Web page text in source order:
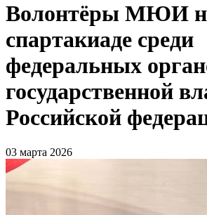
Волонтёры МЮИ
спартакиаде среди
федеральных
государственной
Российской
03 марта 2026